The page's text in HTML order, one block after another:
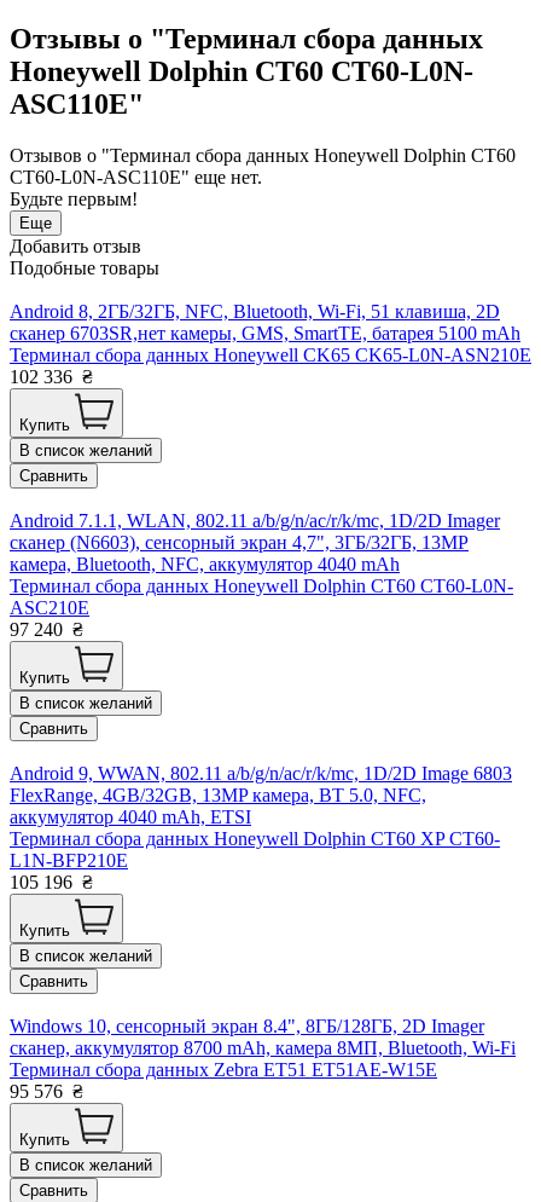
Отзывы о "Терминал сбора данных
Honeywell Dolphin CT60 CT60-L0N-
ASC110E"
Отзывов о "Терминал сбора данных Honeywell Dolphin CT60
CT60-L0N-ASC110E" еще нет.
Будьте первым!
Еще
Добавить отзыв
Подобные товары
Android 8, 2ГБ/32ГБ, NFC, Bluetooth, Wi-Fi, 51 клавиша, 2D
сканер 6703SR,нет камеры, GMS, SmartTE, батарея 5100 mAh
Терминал сбора данных Honeywell CK65 CK65-L0N-ASN210E
102 336 ₴
Купить
В список желаний
Сравнить
Android 7.1.1, WLAN, 802.11 a/b/g/n/ac/r/k/mc, 1D/2D Imager
сканер (N6603), сенсорный экран 4,7", 3ГБ/32ГБ, 13MP
камера, Bluetooth, NFC, аккумулятор 4040 mAh
Терминал сбора данных Honeywell Dolphin CT60 CT60-L0N-
ASC210E
97 240 ₴
Купить
В список желаний
Сравнить
Android 9, WWAN, 802.11 a/b/g/n/ac/r/k/mc, 1D/2D Image 6803
FlexRange, 4GB/32GB, 13MP камера, BT 5.0, NFC,
аккумулятор 4040 mAh, ETSI
Терминал сбора данных Honeywell Dolphin CT60 XP CT60-
L1N-BFP210E
105 196 ₴
Купить
В список желаний
Сравнить
Windows 10, сенсорный экран 8.4", 8ГБ/128ГБ, 2D Imager
сканер, аккумулятор 8700 mAh, камера 8МП, Bluetooth, Wi-Fi
Терминал сбора данных Zebra ET51 ET51AE-W15E
95 576 ₴
Купить
В список желаний
Сравнить